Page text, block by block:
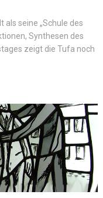
als seine „Schule des
Synthesen des
zeigt die Tufa noch